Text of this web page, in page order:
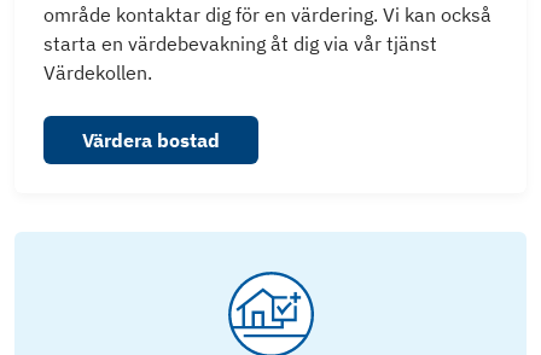
område kontaktar dig för en värdering. Vi kan också
starta en värdebevakning åt dig via vår tjänst
Värdekollen.
Värdera bostad